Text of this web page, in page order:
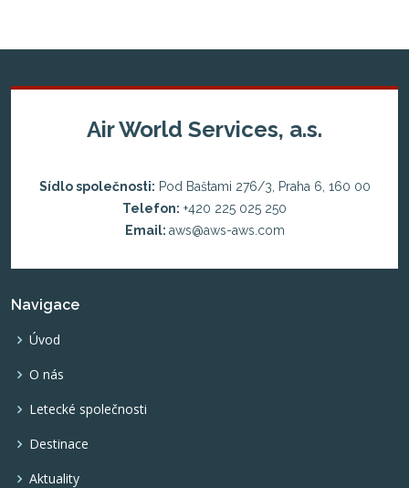
Air World Services, a.s.
Sídlo společnosti: Pod Baštami 276/3, Praha 6, 160 00
Telefon: +420 225 025 250
Email: aws@aws-aws.com
Navigace
Úvod
O nás
Letecké společnosti
Destinace
Aktuality